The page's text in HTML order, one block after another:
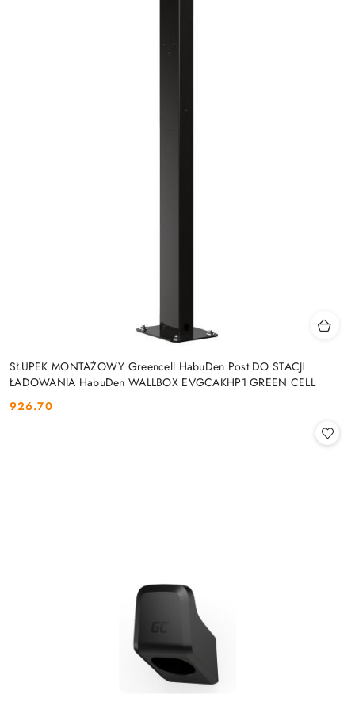
SŁUPEK MONTAŻOWY Greencell HabuDen Post DO STACJI
ŁADOWANIA HabuDen WALLBOX EVGCAKHP1 GREEN CELL
Cena:
926.70